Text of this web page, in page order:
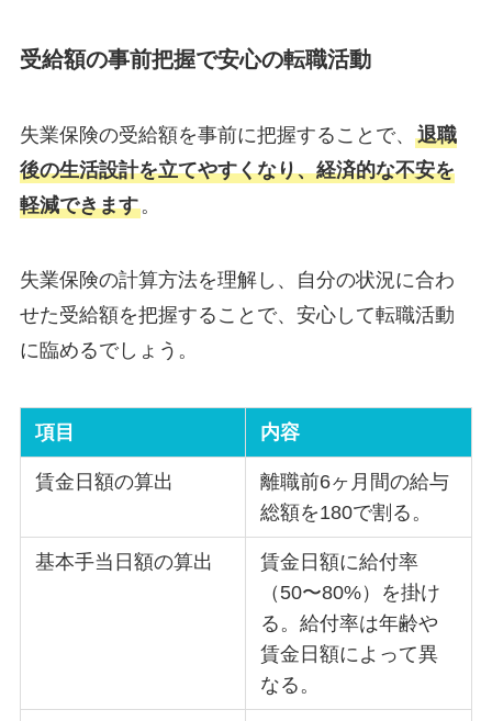
受給額の事前把握で安心の転職活動
失業保険の受給額を事前に把握することで、 退職
後の生活設計を立てやすくなり、経済的な不安を
軽減できます。
失業保険の計算方法を理解し、自分の状況に合わ
せた受給額を把握することで、安心して転職活動
に臨めるでしょう。
項目 内容
賃金日額の算出
離職前6ヶ月間の給与
総額を180で割る。
基本手当日額の算出
賃金日額に給付率
（50〜80%）を掛け
る。給付率は年齢や
賃金日額によって異
なる。